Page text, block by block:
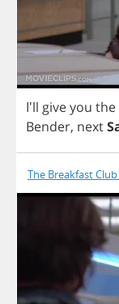
I'll giveyou the
Bender, next
The Breakfast